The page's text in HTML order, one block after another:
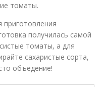
томаты.
приготовления
получилась самой
томаты, а для
сахаристые сорта,
объедение!